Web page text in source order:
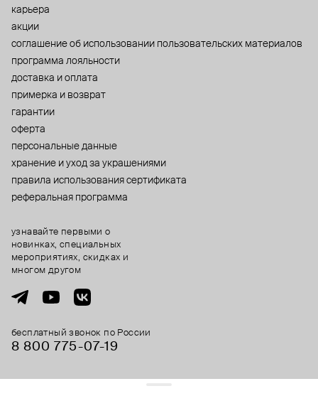
карьера
акции
cоглашение об использовании пользовательских материалов
программа лояльности
доставка и оплата
примерка и возврат
гарантии
оферта
персональные данные
хранение и уход за украшениями
правила использования сертификата
реферальная программа
бесплатный звонок по России
8 800 775⁠-07⁠-19
узнавайте первыми о
новинках, специальных
мероприятиях, скидках и
многом другом